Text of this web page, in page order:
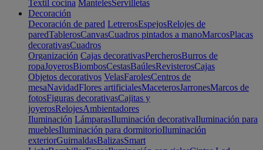
Textil cocina MantelesServilletas
Decoración
Decoración de pared LetrerosEspejosRelojes de
paredTablerosCanvasCuadros pintados a manoMarcosPlacas
decorativasCuadros
Organización Cajas decorativasPercherosBurros de
ropaJoyerosBiombosCestasBaúlesRevisterosCajas
Objetos decorativos VelasFarolesCentros de
mesaNavidadFlores artificialesMaceterosJarronesMarcos de
fotosFiguras decorativasCajitas y
joyerosRelojesAmbientadores
Iluminación LámparasIluminación decorativaIluminación para
mueblesIluminación para dormitorioIluminación
exteriorGuirnaldasBalizasSmart